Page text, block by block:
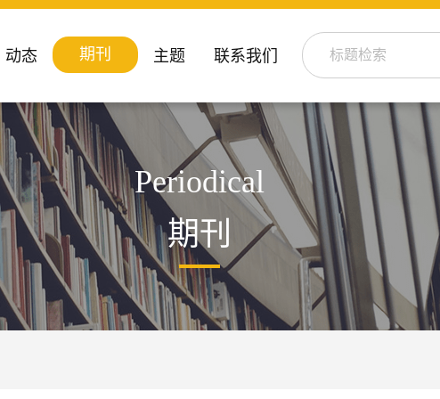
动态 期刊 主题 联系我们
Periodical
期刊